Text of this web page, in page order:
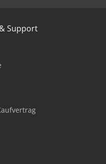
Support